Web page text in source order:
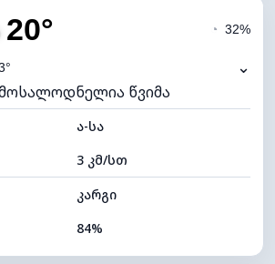
10 კმ
0 (ბნელი)
5920 მ
20° ◔ 32%
⌄
წვიმა
ა-სა
3 კმ/სთ
კარგი
84%